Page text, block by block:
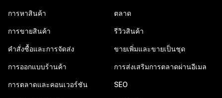
การหาสินค้า
การขายสินค้า
คำสั่งซื้อและการจัดส่ง
การออกแบบร้านค้า
การตลาดและคอนเวอร์ชัน
ตลาด
รีวิวสินค้า
ขายเพิ่มและขายเป็นชุด
การส่งเสริมการตลาดผ่านอีเมล
SEO